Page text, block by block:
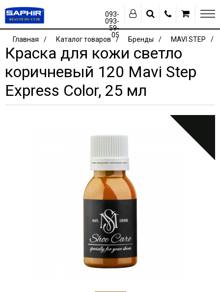
093-
093-
59-
05
Главная Каталог товаров Бренды MAVI STEP
Краска для кожи светло
коричневый 120 Mavi Step
Express Color, 25 мл